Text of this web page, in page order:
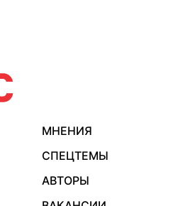
МНЕНИЯ
СПЕЦТЕМЫ
АВТОРЫ